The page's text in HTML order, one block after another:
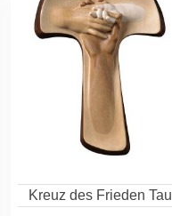
Kreuz des Frieden Tau